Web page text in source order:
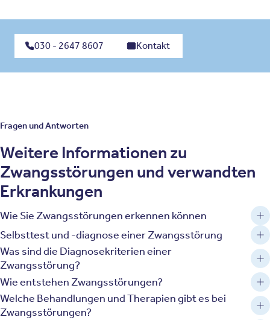
030 - 2647 8607 Kontakt
Fragen und Antworten
Weitere Informationen zu
Zwangsstörungen und verwandten
Erkrankungen
Wie Sie Zwangsstörungen erkennen können
Selbsttest und -diagnose einer Zwangsstörung
Was sind die Diagnosekriterien einer
Zwangsstörung?
Wie entstehen Zwangsstörungen?
Welche Behandlungen und Therapien gibt es bei
Zwangsstörungen?